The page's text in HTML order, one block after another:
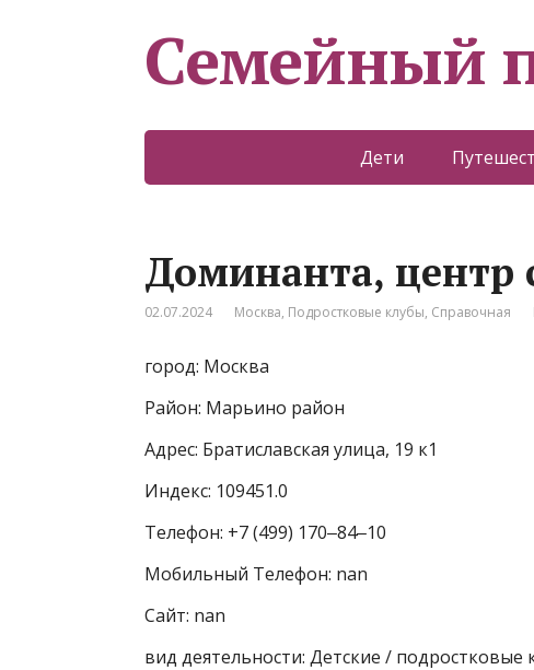
Семейный
Дети
Доминанта, центр
02.07.2024 Москва, Подростковые клубы, Справочная
город: Москва
Район: Марьино район
Адрес: Братиславская улица, 19 к1
Индекс: 109451.0
Телефон: +7 (499) 170‒84‒10
Мобильный Телефон: nan
Сайт: nan
вид деятельности: Детские / подростковые